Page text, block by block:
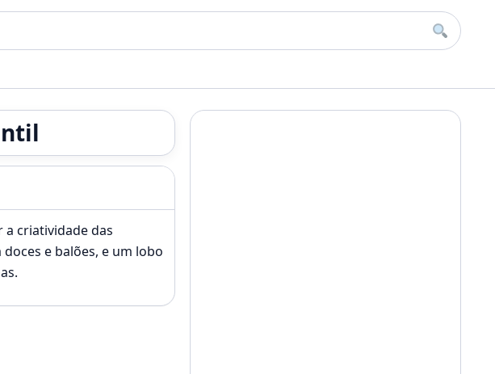
Buscar
criatividade das
e balões, e um lobo